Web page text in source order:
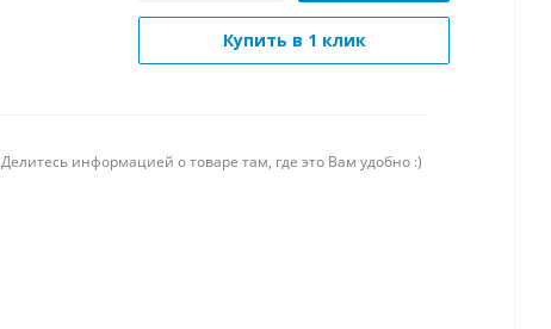
Купить в 1 клик
Делитесь информацией о товаре там, где это Вам удобно :)